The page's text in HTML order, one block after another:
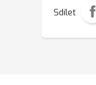
Sdílet